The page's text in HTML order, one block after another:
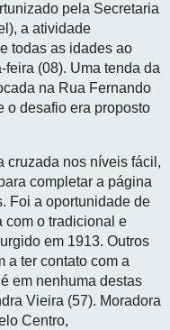
pela Secretaria
a atividade
todas as idades ao
feira (08). Uma tenda da
na Rua Fernando
o desafio era proposto
cruzada nos níveis fácil,
completar a página
Foi a oportunidade de
com o tradicional e
em 1913. Outros
a ter contato com a
em nenhuma destas
Vieira (57). Moradora
Centro,